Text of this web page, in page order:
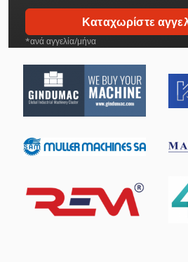
Καταχωρίστε
*ανά αγγελία/μήνα